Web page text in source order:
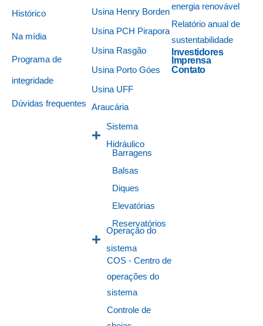
Histórico
Na mídia
Programa de
integridade
Dúvidas frequentes
Usina Henry Borden
Usina PCH Pirapora
Usina Rasgão
Usina Porto Góes
Usina UFF
Araucária
Sistema
Hidráulico
Barragens
Balsas
Diques
Elevatórias
Reservatórios
Operação do
sistema
COS - Centro de
operações do
sistema
Controle de
energia renovável
Relatório anual de
sustentabilidade
Investidores
Imprensa
Contato